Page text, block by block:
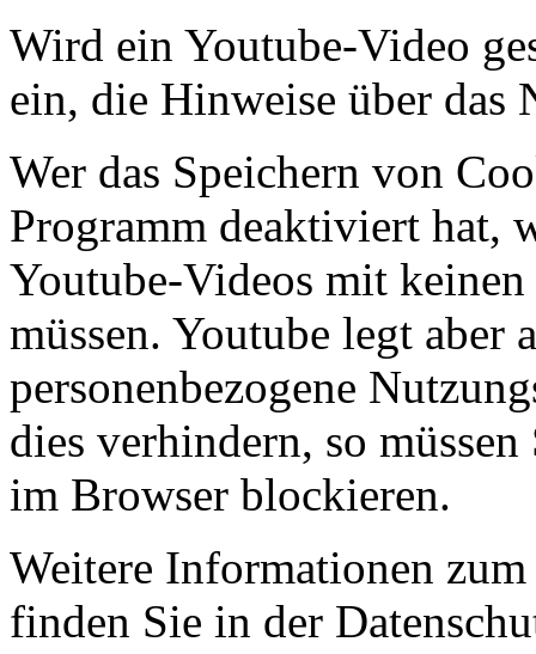
Wird ein Youtube-Video
ein, die Hinweise über das
Wer das Speichern von
Programm deaktiviert hat,
Youtube-Videos mit
müssen. Youtube legt aber
personenbezogene
dies verhindern, so
im Browser blockieren.
Weitere Informationen
finden Sie in der